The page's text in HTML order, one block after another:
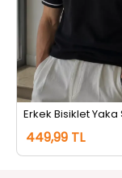
449,99 TL